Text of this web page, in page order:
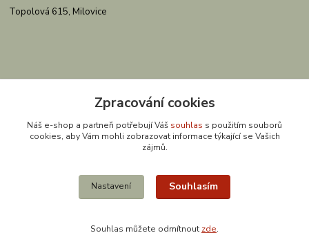
Topolová 615, Milovice
Zpracování cookies
Náš e-shop a partneři potřebují Váš souhlas s použitím souborů
cookies, aby Vám mohli zobrazovat informace týkající se Vašich
zájmů.
Nastavení Souhlasím
Souhlas můžete odmítnout zde.